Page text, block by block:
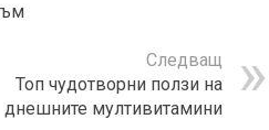
Следващ
Топ чудотворни ползи на
днешните мултивитамини